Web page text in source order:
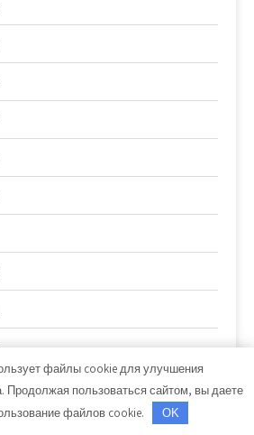
файлы cookie для улучшения
Продолжая пользоваться сайтом, вы даете
файлов cookie.
OK